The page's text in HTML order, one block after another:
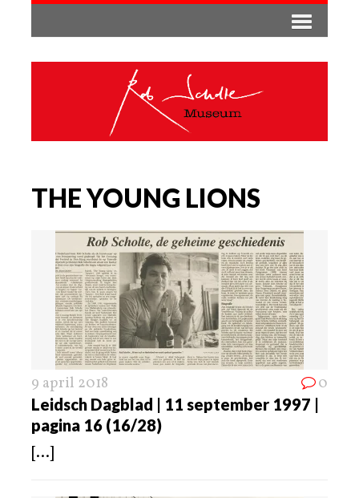
THE YOUNG LIONS
9 april 2018 0
Leidsch Dagblad | 11 september 1997 |
pagina 16 (16/28)
[...]